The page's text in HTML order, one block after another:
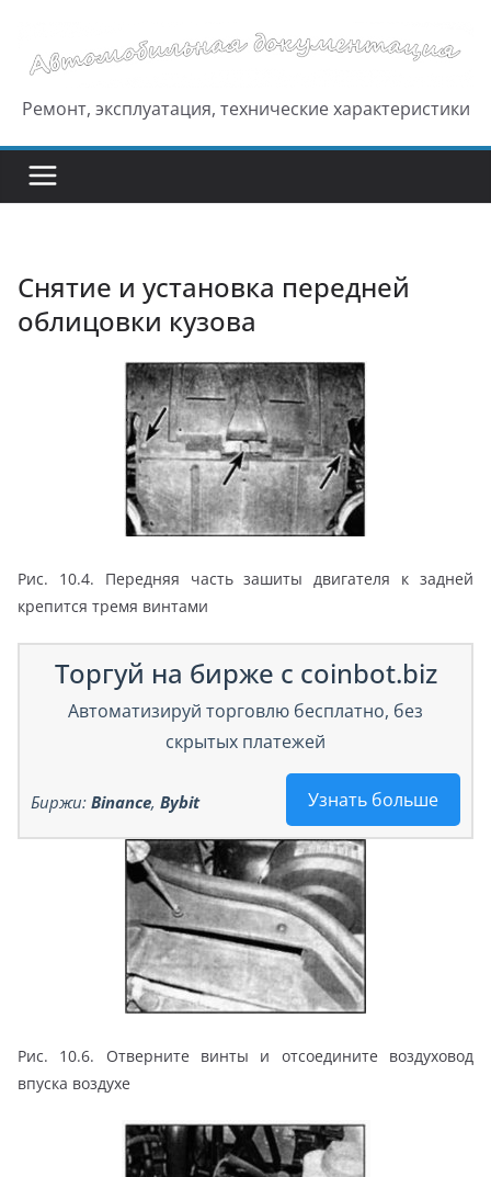
содержимому
Ремонт, эксплуатация, технические характеристики
Снятие и установка передней
облицовки кузова
Рис. 10.4. Передняя часть зашиты двигателя к задней
крепится тремя винтами
Торгуй на бирже с coinbot.biz
Автоматизируй торговлю бесплатно, без
скрытых платежей
Узнать больше
Биржи: Binance, Bybit
Рис. 10.6. Отверните винты и отсоедините воздуховод
впуска воздухе